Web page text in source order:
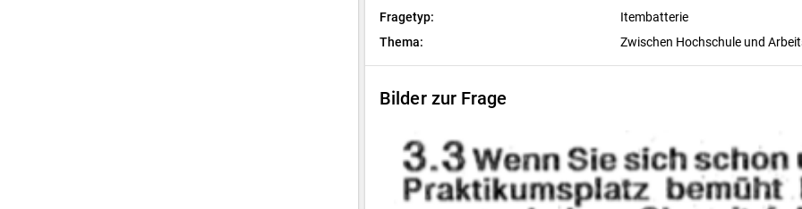
Fragetyp:
Itembatterie
Thema:
Zwischen Hochschule und
Bilder zur Frage